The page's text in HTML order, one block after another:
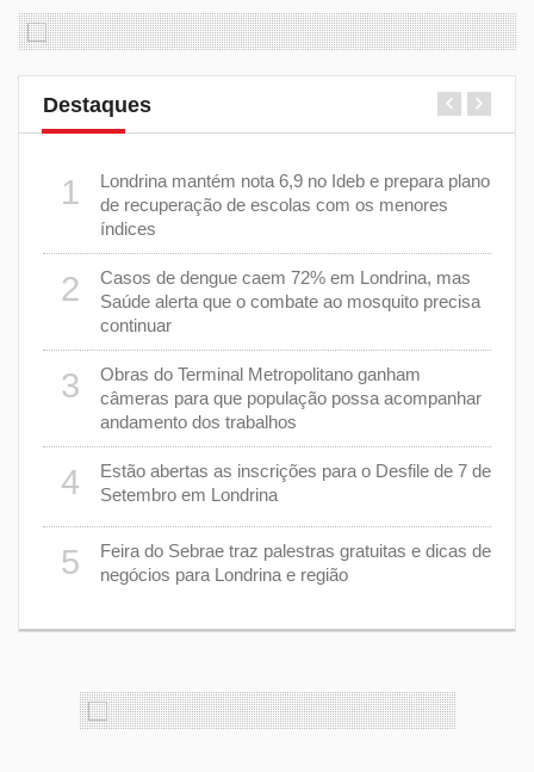
Destaques
1
Londrina mantém nota 6,9 no Ideb e prepara plano
de recuperação de escolas com os menores
índices
2
Casos de dengue caem 72% em Londrina, mas
Saúde alerta que o combate ao mosquito precisa
continuar
3
Obras do Terminal Metropolitano ganham
câmeras para que população possa acompanhar
andamento dos trabalhos
4
Estão abertas as inscrições para o Desfile de 7 de
Setembro em Londrina
5
Feira do Sebrae traz palestras gratuitas e dicas de
negócios para Londrina e região